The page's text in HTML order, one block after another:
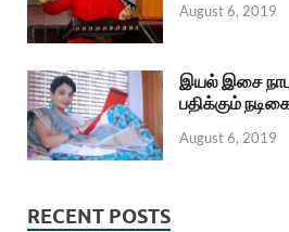
August 6, 2019
இயல் இசை
பதிக்கும்
August 6, 2019
RECENT POSTS